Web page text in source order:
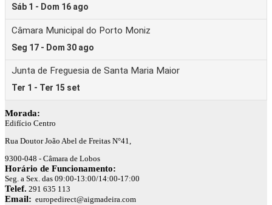
Morada:
Edifício Centro
Rua Doutor João Abel de Freitas N°41,
9300-048 - Câmara de Lobos
Horário de Funcionamento:
Seg. a Sex. das 09:00-13:00/14:00-17:00
Telef. 291 635 113
Email: europedirect@aigmadeira.com